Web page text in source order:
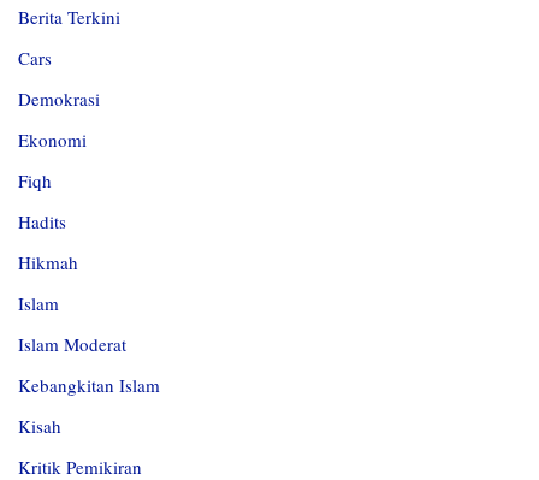
Berita Terkini
Cars
Demokrasi
Ekonomi
Fiqh
Hadits
Hikmah
Islam
Islam Moderat
Kebangkitan Islam
Kisah
Kritik Pemikiran